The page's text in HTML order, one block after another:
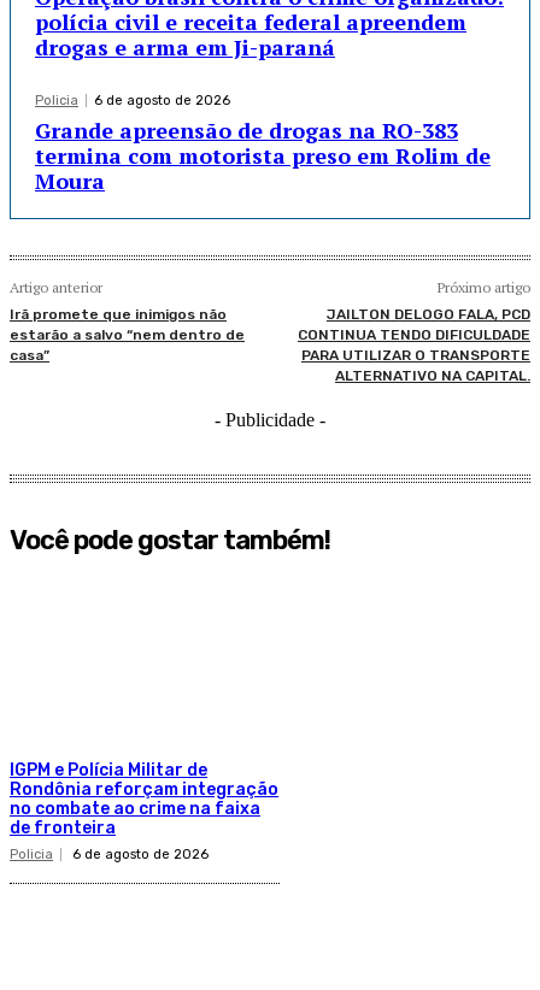
polícia civil e receita federal apreendem
drogas e arma em Ji-paraná
Policia 6 de agosto de 2026
Grande apreensão de drogas na RO-383
termina com motorista preso em Rolim de
Moura
Artigo anterior
Irã promete que inimigos não
estarão a salvo “nem dentro de
casa”
Próximo artigo
JAILTON DELOGO FALA, PCD
CONTINUA TENDO DIFICULDADE
PARA UTILIZAR O TRANSPORTE
ALTERNATIVO NA CAPITAL.
- Publicidade -
Você pode gostar também!
IGPM e Polícia Militar de
Rondônia reforçam integração
no combate ao crime na faixa
de fronteira
Policia 6 de agosto de 2026